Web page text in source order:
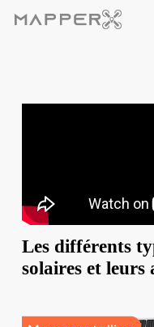
Les différents
solaires et leurs